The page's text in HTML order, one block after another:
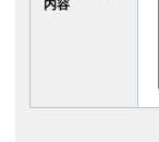
内容